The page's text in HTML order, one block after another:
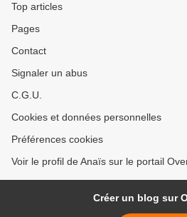
Top articles
Pages
Contact
Signaler un abus
C.G.U.
Cookies et données personnelles
Préférences cookies
Voir le profil de Anaïs sur le portail
Créer un blog sur